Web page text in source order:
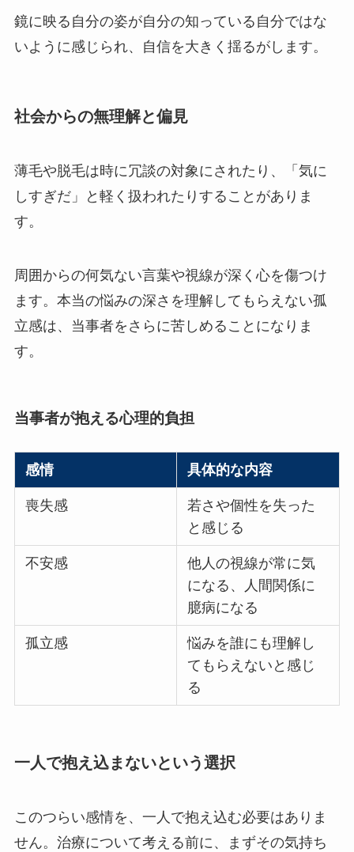
鏡に映る自分の姿が自分の知っている自分ではな
いように感じられ、自信を大きく揺るがします。
社会からの無理解と偏見
薄毛や脱毛は時に冗談の対象にされたり、「気に
しすぎだ」と軽く扱われたりすることがありま
す。
周囲からの何気ない言葉や視線が深く心を傷つけ
ます。本当の悩みの深さを理解してもらえない孤
立感は、当事者をさらに苦しめることになりま
す。
当事者が抱える心理的負担
感情 具体的な内容
喪失感
若さや個性を失った
と感じる
不安感
他人の視線が常に気
になる、人間関係に
臆病になる
孤立感
悩みを誰にも理解し
てもらえないと感じ
る
一人で抱え込まないという選択
このつらい感情を、一人で抱え込む必要はありま
せん。治療について考える前に、まずその気持ち